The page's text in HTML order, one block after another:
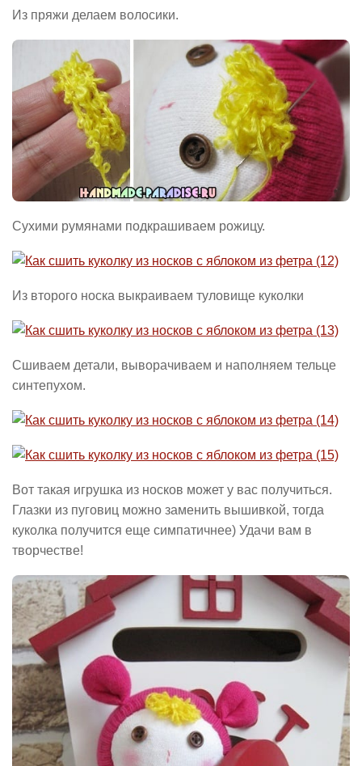
Из пряжи делаем волосики.
Сухими румянами подкрашиваем рожицу.
Из второго носка выкраиваем туловище куколки
Сшиваем детали, выворачиваем и наполняем тельце
синтепухом.
Вот такая игрушка из носков может у вас получиться.
Глазки из пуговиц можно заменить вышивкой, тогда
куколка получится еще симпатичнее) Удачи вам в
творчестве!